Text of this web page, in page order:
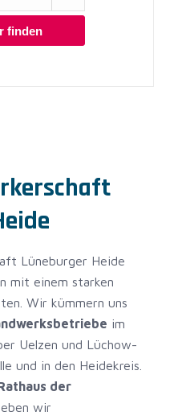
Lüneburger Heide
mit einem starken
Wir kümmern uns
im
Uelzen und Lüchow-
und in den Heidekreis.
der
wir